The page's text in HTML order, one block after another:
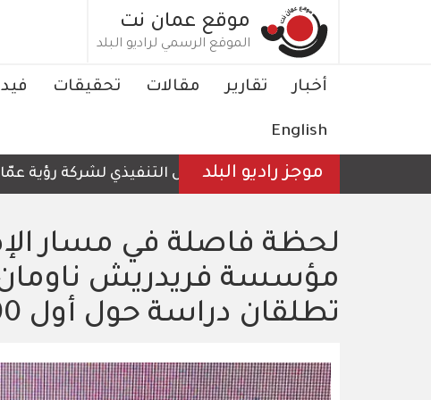
موقع عمان نت
الموقع الرسمي لراديو البلد
Main
أخبار تقارير مقالات تحقيقات
English
موجز راديو البلد
الرئيس التنفيذي لشركة رؤية عمّان
لحظة فاصلة في مسار
مؤسسة فريدريش ناومان
تطلقان دراسة حول أول 100 يوم من عمل البرلمان